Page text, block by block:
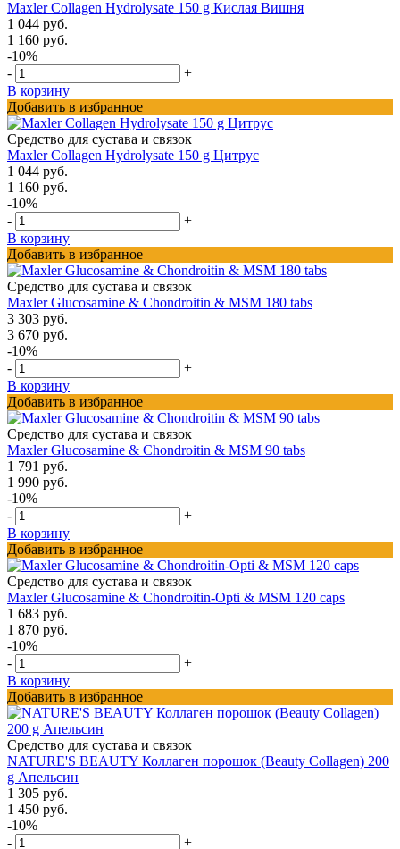
Maxler Collagen Hydrolysate 150 g Кислая Вишня
1 044 руб.
1 160 руб.
-10%
-
+
В корзину
Добавить в избранное
Средство для сустава и связок
Maxler Collagen Hydrolysate 150 g Цитрус
1 044 руб.
1 160 руб.
-10%
-
+
В корзину
Добавить в избранное
Средство для сустава и связок
Maxler Glucosamine & Chondroitin & MSM 180 tabs
3 303 руб.
3 670 руб.
-10%
-
+
В корзину
Добавить в избранное
Средство для сустава и связок
Maxler Glucosamine & Chondroitin & MSM 90 tabs
1 791 руб.
1 990 руб.
-10%
-
+
В корзину
Добавить в избранное
Средство для сустава и связок
Maxler Glucosamine & Chondroitin-Opti & MSM 120 caps
1 683 руб.
1 870 руб.
-10%
-
+
В корзину
Добавить в избранное
Средство для сустава и связок
NATURE'S BEAUTY Коллаген порошок (Beauty Collagen) 200
g Апельсин
1 305 руб.
1 450 руб.
-10%
-
+